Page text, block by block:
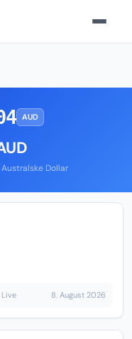
AUD
Dollar
Live 8. August 2026